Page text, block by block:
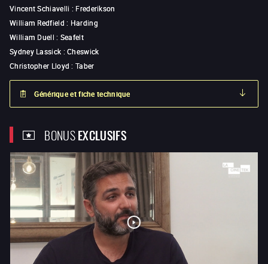
Vincent Schiavelli : Frederikson
William Redfield : Harding
William Duell : Seafelt
Sydney Lassick :Cheswick
Christopher Lloyd :Taber
Générique et fiche technique
BONUSEXCLUSIFS